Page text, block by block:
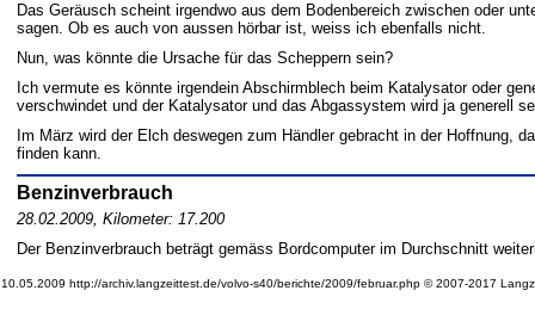
Das Geräusch scheint irgendwo aus dem Bodenbereich zwischen oder
sagen. Ob es auch von aussen hörbar ist, weiss ich ebenfalls nicht.
Nun, was könnte die Ursache für das Scheppern sein?
Ich vermute es könnte irgendein Abschirmblech beim Katalysator oder
verschwindet und der Katalysator und das Abgassystem wird ja generell
Im März wird der Elch deswegen zum Händler gebracht in der Hoffnung,
finden kann.
Benzinverbrauch
28.02.2009, Kilometer: 17.200
Der Benzinverbrauch beträgt gemäss Bordcomputer im Durchschnitt
10.05.2009 http://archiv.langzeittest.de/volvo-s40/berichte/2009/februar.php © 2007-2017